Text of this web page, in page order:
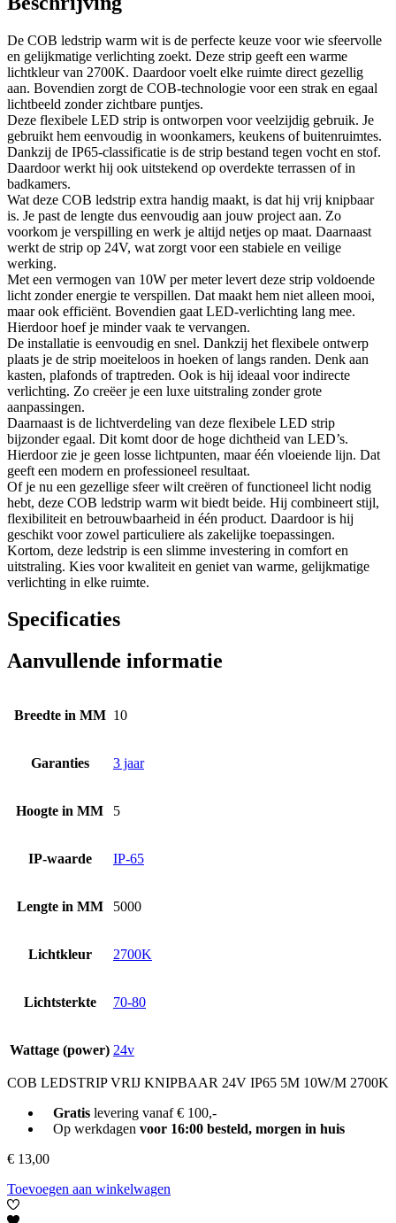
De COB ledstrip warm wit is de perfecte keuze voor wie sfeervolle
en gelijkmatige verlichting zoekt. Deze strip geeft een warme
lichtkleur van 2700K. Daardoor voelt elke ruimte direct gezellig
aan. Bovendien zorgt de COB-technologie voor een strak en egaal
lichtbeeld zonder zichtbare puntjes.
Deze flexibele LED strip is ontworpen voor veelzijdig gebruik. Je
gebruikt hem eenvoudig in woonkamers, keukens of buitenruimtes.
Dankzij de IP65-classificatie is de strip bestand tegen vocht en stof.
Daardoor werkt hij ook uitstekend op overdekte terrassen of in
badkamers.
Wat deze COB ledstrip extra handig maakt, is dat hij vrij knipbaar
is. Je past de lengte dus eenvoudig aan jouw project aan. Zo
voorkom je verspilling en werk je altijd netjes op maat. Daarnaast
werkt de strip op 24V, wat zorgt voor een stabiele en veilige
werking.
Met een vermogen van 10W per meter levert deze strip voldoende
licht zonder energie te verspillen. Dat maakt hem niet alleen mooi,
maar ook efficiënt. Bovendien gaat LED-verlichting lang mee.
Hierdoor hoef je minder vaak te vervangen.
De installatie is eenvoudig en snel. Dankzij het flexibele ontwerp
plaats je de strip moeiteloos in hoeken of langs randen. Denk aan
kasten, plafonds of traptreden. Ook is hij ideaal voor indirecte
verlichting. Zo creëer je een luxe uitstraling zonder grote
aanpassingen.
Daarnaast is de lichtverdeling van deze flexibele LED strip
bijzonder egaal. Dit komt door de hoge dichtheid van LED’s.
Hierdoor zie je geen losse lichtpunten, maar één vloeiende lijn. Dat
geeft een modern en professioneel resultaat.
Of je nu een gezellige sfeer wilt creëren of functioneel licht nodig
hebt, deze COB ledstrip warm wit biedt beide. Hij combineert stijl,
flexibiliteit en betrouwbaarheid in één product. Daardoor is hij
geschikt voor zowel particuliere als zakelijke toepassingen.
Kortom, deze ledstrip is een slimme investering in comfort en
uitstraling. Kies voor kwaliteit en geniet van warme, gelijkmatige
verlichting in elke ruimte.
Specificaties
Aanvullende informatie
Breedte in MM 10
Garanties 3 jaar
Hoogte in MM 5
IP-waarde IP-65
Lengte in MM 5000
Lichtkleur 2700K
Lichtsterkte 70-80
Wattage (power) 24v
COB LEDSTRIP VRIJ KNIPBAAR 24V IP65 5M 10W/M 2700K
Gratislevering vanaf € 100,-
Op werkdagen voor 16:00 besteld, morgen in huis
€ 13,00
Toevoegen aan winkelwagen